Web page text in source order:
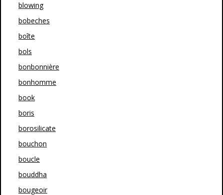
blowing
bobeches
boîte
bols
bonbonnière
bonhomme
book
boris
borosilicate
bouchon
boucle
bouddha
bougeoir